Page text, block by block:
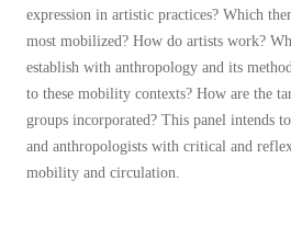
expression in artistic practices? Which
most mobilized? How do artists work?
establish with anthropology and its
to these mobility contexts? How are the
groups incorporated? This panel intends
and anthropologists with critical and
mobility and circulation.